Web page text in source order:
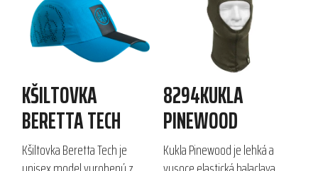
KŠILTOVKA
BERETTA TECH
Kšiltovka Beretta Tech je
8294KUKLA
PINEWOOD
Kukla Pinewood je lehká a